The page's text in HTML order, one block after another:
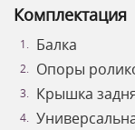
Комплектация
Балка
Опоры
Крышка